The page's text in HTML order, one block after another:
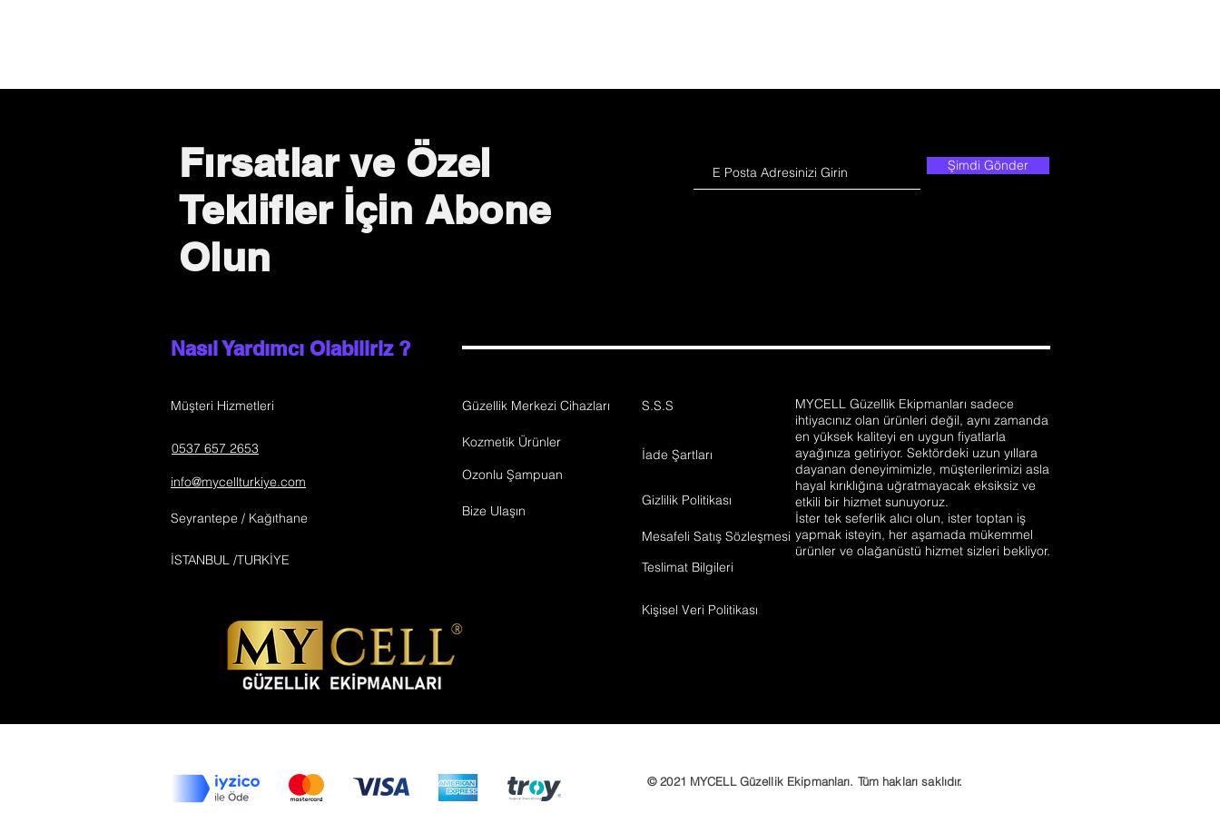
Fırsatlar ve Özel
Teklifler İçin Abone
Olun
Şimdi Gönder
Nasıl Yardımcı Olabiliriz ?
Müşteri Hizmetleri
0537 657 2653
info@mycellturkiye.com
Seyrantepe / Kağıthane
Güzellik Merkezi Cihazları
Kozmetik Ürünler
Ozonlu Şampuan
Bize Ulaşın
İSTANBUL /TURKİYE
S.S.S
İade Şartları
Gizlilik Politikası
Mesafeli Satış Sözleşmesi
Teslimat Bilgileri
Kişisel Veri Politikası
MYCELL Güzellik Ekipmanları sadece
ihtiyacınız olan ürünleri değil, aynı zamanda
en yüksek kaliteyi en uygun fiyatlarla
ayağınıza getiriyor. Sektördeki uzun yıllara
dayanan deneyimimizle, müşterilerimizi asla
hayal kırıklığına uğratmayacak eksiksiz ve
etkili bir hizmet sunuyoruz.
İster tek seferlik alıcı olun, ister toptan iş
yapmak isteyin, her aşamada mükemmel
ürünler ve olağanüstü hizmet sizleri bekliyor.
© 2021 MYCELL Güzellik Ekipmanları. Tüm hakları saklıdır.